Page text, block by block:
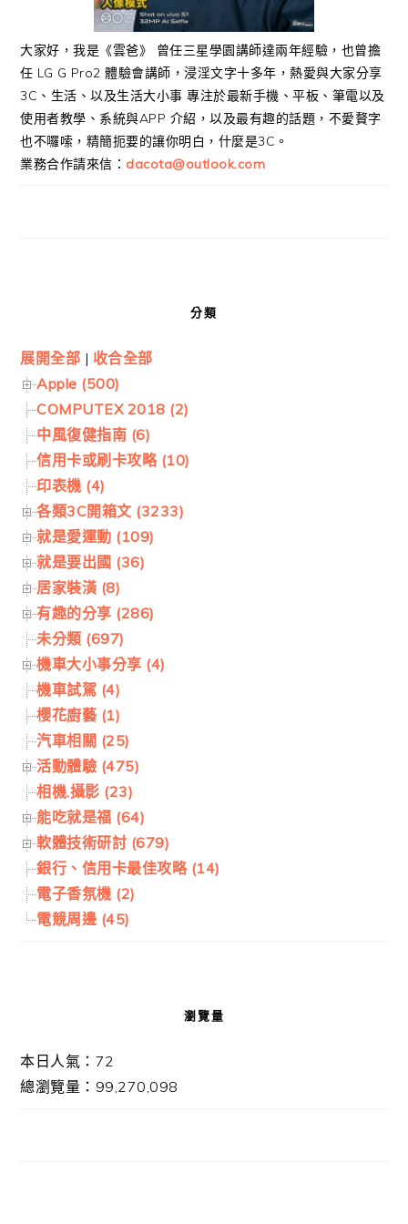
大家好，我是《雲爸》 曾任三星學園講師達兩年經驗，也曾擔
任 LG G Pro2 體驗會講師，浸淫文字十多年，熱愛與大家分享
3C、生活、以及生活大小事 專注於最新手機、平板、筆電以及
使用者教學、系統與APP 介紹，以及最有趣的話題，不愛贅字
也不囉嗦，精簡扼要的讓你明白，什麼是3C。
業務合作請來信： dacota@outlook.com
分類
展開全部 | 收合全部
Apple (500)
COMPUTEX 2018 (2)
中風復健指南 (6)
信用卡或刷卡攻略 (10)
印表機 (4)
各類3C開箱文 (3233)
就是愛運動 (109)
就是要出國 (36)
居家裝潢 (8)
有趣的分享 (286)
未分類 (697)
機車大小事分享 (4)
機車試駕 (4)
櫻花廚藝 (1)
汽車相關 (25)
活動體驗 (475)
相機.攝影 (23)
能吃就是福 (64)
軟體技術研討 (679)
銀行、信用卡最佳攻略 (14)
電子香氛機 (2)
電競周邊 (45)
瀏覽量
本日人氣：72
總瀏覽量：99,270,098